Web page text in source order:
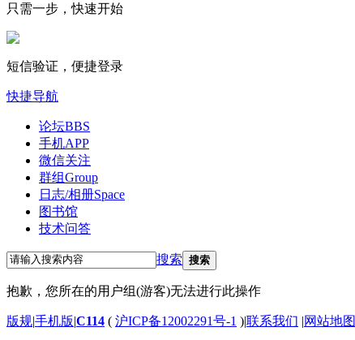
只需一步，快速开始
短信验证，便捷登录
快捷导航
论坛BBS
手机APP
微信关注
群组Group
日志/相册Space
图书馆
技术问答
搜索 搜索
抱歉，您所在的用户组(游客)无法进行此操作
版规|手机版|C114 ( 沪ICP备12002291号-1 )|联系我们 |网站地图